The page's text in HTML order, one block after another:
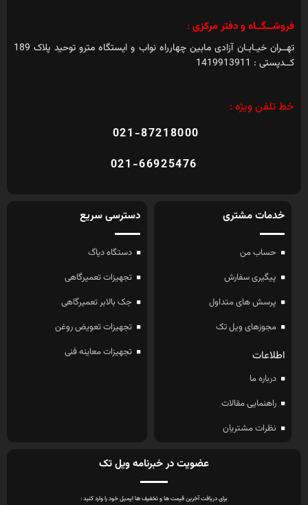
فروشــگــاه و دفتر مرکزی :
تهــران خیـابـان آزادی مابین چهارراه نواب و ایستگاه مترو توحید پلاک 189
کــدپستی : 1419913911
خط تلفن ویژه :
021-87218000
021-66925476
خدمات مشتری
حساب من
پیگیری سفارش
پرسش های متداول
مجوزهای ویل تک
اطلاعات
درباره ما
راهنمایی مقالات
نظرات مشتریان
دسترسی سریع
دستگاه دیاگ
تجهیزات تعمیرگاهی
جک بالابر تعمیرگاهی
تجهیزات تعویض روغن
تجهیزات معاینه فنی
عضویت در خبرنامه ویل تک
برای دریافت آخرین قیمت ها و تخفیف ها ایمیل خود را وارد کنید :